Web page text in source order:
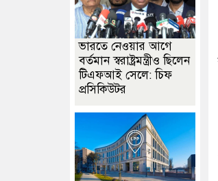
ভারতে নেওয়ার আগে
বর্তমান স্বরাষ্ট্রমন্ত্রীও ছিলেন
টিএফআই সেলে: চিফ
প্রসিকিউটর